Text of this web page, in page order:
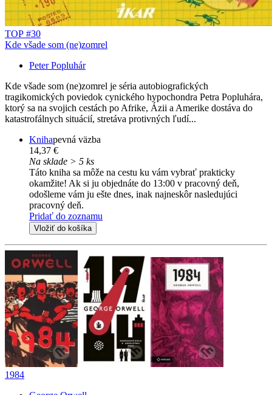
TOP #30
Kde všade som (ne)zomrel
Peter Popluhár
Kde všade som (ne)zomrel je séria autobiografických
tragikomických poviedok cynického hypochondra Petra Popluhára,
ktorý sa na svojich cestách po Afrike, Ázii a Amerike dostáva do
katastrofálnych situácií, stretáva protivných ľudí...
Knihapevná väzba
14,37 €
Na sklade > 5 ks
Táto kniha sa môže na cestu ku vám vybrať prakticky
okamžite! Ak si ju objednáte do 13:00 v pracovný deň,
odošleme vám ju ešte dnes, inak najneskôr nasledujúci
pracovný deň.
Pridať do zoznamu
Vložiť do košíka
1984